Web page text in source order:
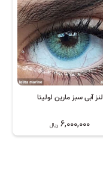
لنز آبی سبز مارین لولیتا
6,000,000 ریال